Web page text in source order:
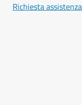
Richiesta assistenza